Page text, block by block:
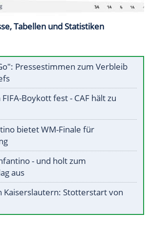
Tabellen und Statistiken
Pressestimmen zum Verbleib
FIFA-Boykott fest - CAF hält zu
bietet WM-Finale für
- und holt zum
aus
Kaiserslautern: Stotterstart von